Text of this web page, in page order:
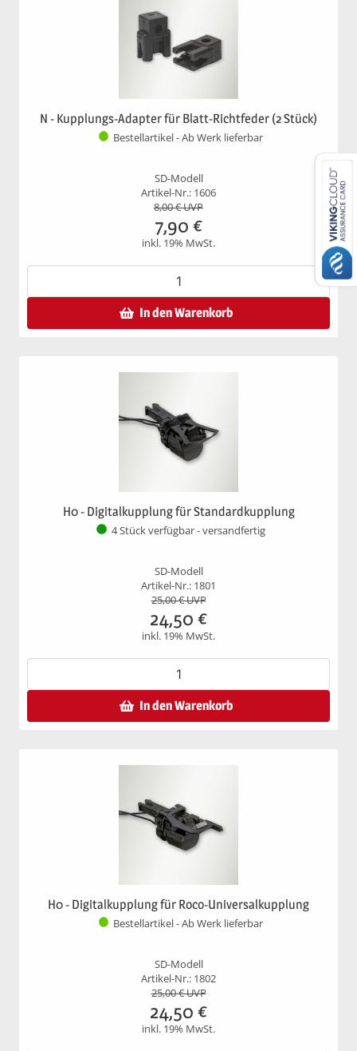
N - Kupplungs-Adapter für Blatt-Richtfeder (2 Stück)
Bestellartikel - Ab Werk lieferbar
SD-Modell
Artikel-Nr.: 1606
8,00€ UVP
7,90 €
inkl. 19% MwSt.
In den Warenkorb
H0 - Digitalkupplung für Standardkupplung
4 Stück verfügbar - versandfertig
SD-Modell
Artikel-Nr.: 1801
25,00€ UVP
24,50 €
inkl. 19% MwSt.
In den Warenkorb
H0 - Digitalkupplung für Roco-Universalkupplung
Bestellartikel - Ab Werk lieferbar
SD-Modell
Artikel-Nr.: 1802
25,00€ UVP
24,50 €
inkl. 19% MwSt.